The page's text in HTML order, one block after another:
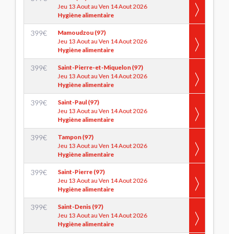
Jeu 13 Aout au Ven 14 Aout 2026
Hygiène alimentaire
399€
Mamoudzou (97)
Jeu 13 Aout au Ven 14 Aout 2026
Hygiène alimentaire
399€
Saint-Pierre-et-Miquelon (97)
Jeu 13 Aout au Ven 14 Aout 2026
Hygiène alimentaire
399€
Saint-Paul (97)
Jeu 13 Aout au Ven 14 Aout 2026
Hygiène alimentaire
399€
Tampon (97)
Jeu 13 Aout au Ven 14 Aout 2026
Hygiène alimentaire
399€
Saint-Pierre (97)
Jeu 13 Aout au Ven 14 Aout 2026
Hygiène alimentaire
399€
Saint-Denis (97)
Jeu 13 Aout au Ven 14 Aout 2026
Hygiène alimentaire